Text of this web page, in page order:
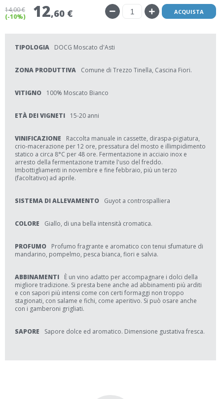
14,00 €
(-10%)
12,60 € ACQUISTA
TIPOLOGIA DOCG Moscato d'Asti
ZONA PRODUTTIVA Comune di Trezzo Tinella, Cascina Fiori.
VITIGNO 100% Moscato Bianco
ETÀ DEI VIGNETI 15-20 anni
VINIFICAZIONE
Raccolta manuale in cassette, diraspa-pigiatura,
crio-macerazione per 12 ore, pressatura del mosto e illimpidimento
statico a circa 8°C per 48 ore. Fermentazione in acciaio inox e
arresto della fermentazione tramite l'uso del freddo.
Imbottigliamenti in novembre e fine febbraio, più un terzo
(facoltativo) ad aprile.
SISTEMA DI ALLEVAMENTO Guyot a controspalliera
COLORE Giallo, di una bella intensità cromatica.
PROFUMO
Profumo fragrante e aromatico con tenui sfumature di
mandarino, pompelmo, pesca bianca, fiori e salvia.
ABBINAMENTI
È un vino adatto per accompagnare i dolci della
migliore tradizione. Si presta bene anche ad abbinamenti più arditi
e con sapori più intensi come con certi formaggi non troppo
stagionati, con salame e fichi, come aperitivo. Si può osare anche
con i gamberoni grigliati.
SAPORE Sapore dolce ed aromatico. Dimensione gustativa fresca.